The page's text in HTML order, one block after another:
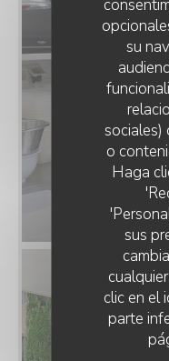
su
sociales)
o
Haga
sus
clic en el
parte
LA